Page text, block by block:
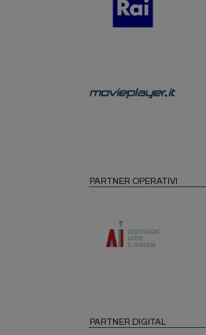
PARTNER OPERATIVI
PARTNER DIGITAL